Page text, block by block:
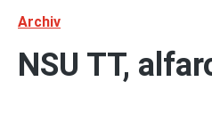
Archiv
NSU TT,